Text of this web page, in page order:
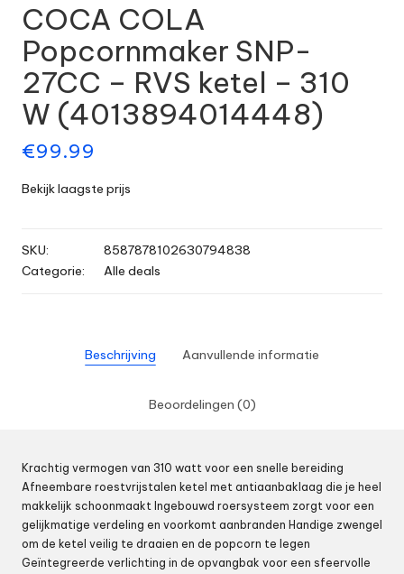
COCA COLA
Popcornmaker SNP-
27CC – RVS ketel – 310
W (4013894014448)
€99.99
Bekijk laagste prijs
SKU:
8587878102630794838
Categorie:
Alle deals
Beschrijving Aanvullende informatie
Beoordelingen (0)
Krachtig vermogen van 310 watt voor een snelle bereiding
Afneembare roestvrijstalen ketel met antiaanbaklaag die je heel
makkelijk schoonmaakt Ingebouwd roersysteem zorgt voor een
gelijkmatige verdeling en voorkomt aanbranden Handige zwengel
om de ketel veilig te draaien en de popcorn te legen
Geïntegreerde verlichting in de opvangbak voor een sfeervolle